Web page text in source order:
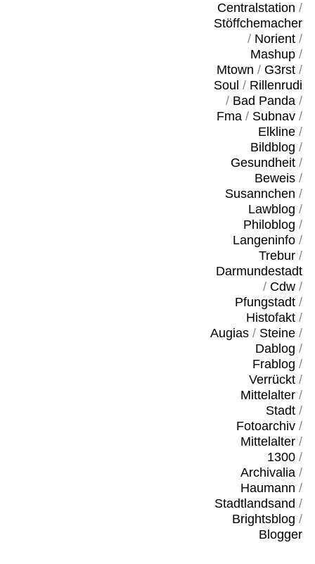
Centralstation /
Stöffchemacher
/ Norient/
Mashup/
Mtown / G3rst/
Soul / Rillenrudi
/ Bad Panda/
Fma/ Subnav/
Elkline/
Bildblog /
Gesundheit/
Beweis/
Susannchen /
Lawblog /
Philoblog /
Langeninfo/
Trebur/
Darmundestadt
/ Cdw/
Pfungstadt/
Histofakt/
Augias/ Steine/
Dablog /
Frablog /
Verrückt/
Mittelalter/
Stadt/
Fotoarchiv/
Mittelalter/
1300/
Archivalia/
Haumann /
Stadtlandsand /
Brightsblog /
Blogger